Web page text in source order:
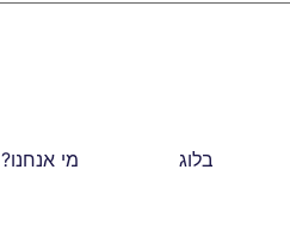
בלוג מי אנחנו?